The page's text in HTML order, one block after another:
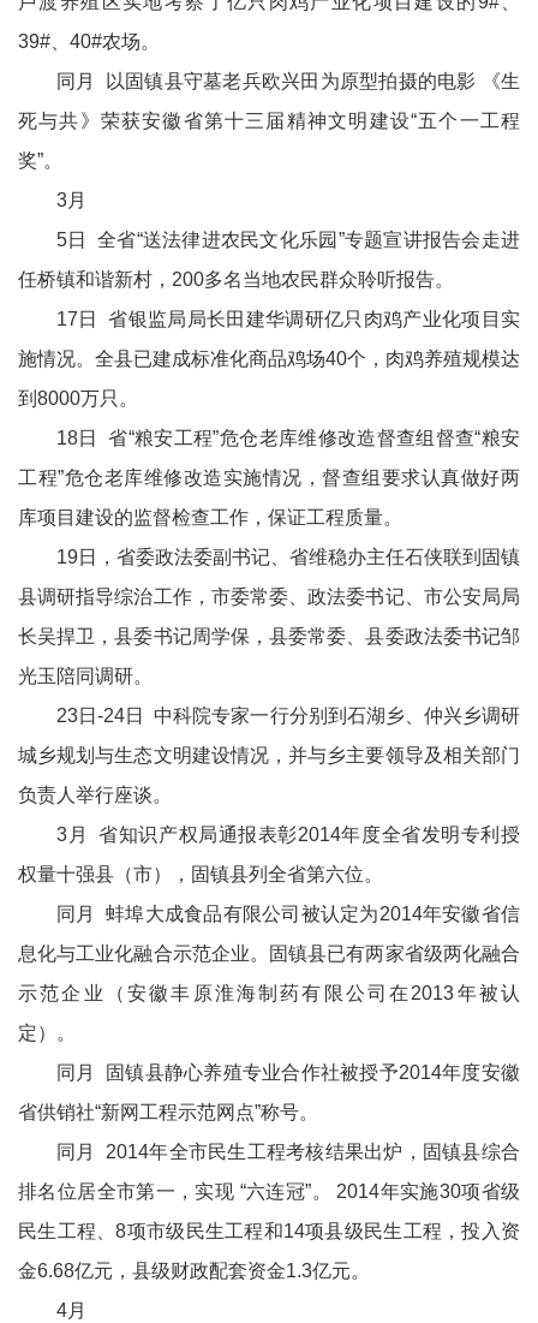
39#、40#农场。
同月 以固镇县守墓老兵欧兴田为原型拍摄的电影 《生
死与共》荣获安徽省第十三届精神文明建设“五个一工程
奖”。
3月
5日 全省“送法律进农民文化乐园”专题宣讲报告会走进
任桥镇和谐新村，200多名当地农民群众聆听报告。
17日 省银监局局长田建华调研亿只肉鸡产业化项目实
施情况。全县已建成标准化商品鸡场40个，肉鸡养殖规模达
到8000万只。
18日 省“粮安工程”危仓老库维修改造督查组督查“粮安
工程”危仓老库维修改造实施情况，督查组要求认真做好两
库项目建设的监督检查工作，保证工程质量。
19日，省委政法委副书记、省维稳办主任石侠联到固镇
县调研指导综治工作，市委常委、政法委书记、市公安局局
长吴捍卫，县委书记周学保，县委常委、县委政法委书记邹
光玉陪同调研。
23日-24日 中科院专家一行分别到石湖乡、仲兴乡调研
城乡规划与生态文明建设情况，并与乡主要领导及相关部门
负责人举行座谈。
3月 省知识产权局通报表彰2014年度全省发明专利授
权量十强县（市），固镇县列全省第六位。
同月 蚌埠大成食品有限公司被认定为2014年安徽省信
息化与工业化融合示范企业。固镇县已有两家省级两化融合
示范企业（安徽丰原淮海制药有限公司在2013年被认
定）。
同月 固镇县静心养殖专业合作社被授予2014年度安徽
省供销社“新网工程示范网点”称号。
同月 2014年全市民生工程考核结果出炉，固镇县综合
排名位居全市第一，实现 “六连冠”。 2014年实施30项省级
民生工程、8项市级民生工程和14项县级民生工程，投入资
金6.68亿元，县级财政配套资金1.3亿元。
4月